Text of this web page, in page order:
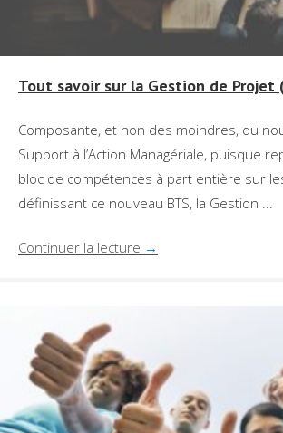
Tout savoir sur la Gestion de Projet
Composante, et non des moindres, du
Support à l’Action Managériale, puisque
bloc de compétences à part entière sur
définissant ce nouveau BTS, la Gestion ...
Continuer la lecture →